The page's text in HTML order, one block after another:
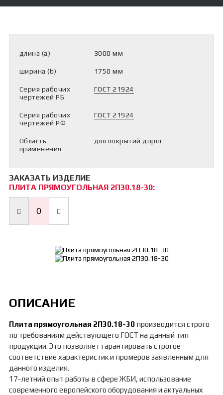
длина (a) 3000 мм
ширина (b) 1750 мм
Серия рабочих
чертежей РБ
ГОСТ 21924
Серия рабочих
чертежей РФ
ГОСТ 21924
Область
применения
для покрытий дорог
ЗАКАЗАТЬ ИЗДЕЛИЕ
ПЛИТА ПРЯМОУГОЛЬНАЯ 2П30.18-30:
ОПИСАНИЕ
Плита прямоугольная 2П30.18-30производится строго
по требованиям действующего ГОСТ на данный тип
продукции. Это позволяет гарантировать строгое
соответствие характеристик и промеров заявленным для
данного изделия.
17-летний опыт работы в сфере ЖБИ, использование
современного европейского оборудования и актуальных
+375
09
vask.by@mail.ru
Viber
|
Telegram
|
Строительные материалы
Заказать ЖБИ
Способы оплаты